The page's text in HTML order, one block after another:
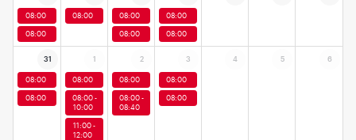
08:00 08:00 08:00 08:00
08:00 08:00 08:00
31 1 2 3 4 5 6
08:00 08:00 08:00 08:00
08:00
08:00 -
10:00
08:00 -
08:40
08:00
11:00 -
12:00